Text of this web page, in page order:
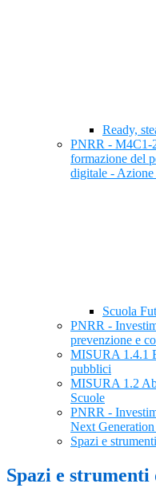
Ready,
PNRR - M4C1-
formazione del
digitale -
Scuola
PNRR -
prevenzione e
MISURA 1.4.1
pubblici
MISURA 1.2
Scuole
PNRR -
Next
Spazi e
Spazi e